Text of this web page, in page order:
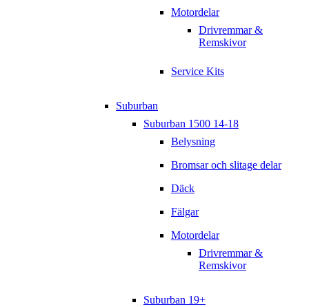
Motordelar
Drivremmar &
Remskivor
Service Kits
Suburban
Suburban 1500 14-18
Belysning
Bromsar och slitage delar
Däck
Fälgar
Motordelar
Drivremmar &
Remskivor
Suburban 19+